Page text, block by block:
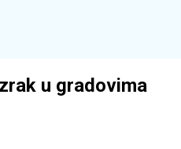
u gradovima